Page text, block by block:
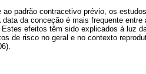
ao padrão contracetivo prévio, os
data da conceção é mais frequente
Estes efeitos têm sido explicados à luz
de risco no geral e no contexto